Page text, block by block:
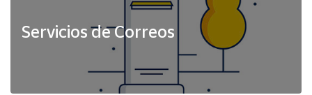
Servicios de Correos